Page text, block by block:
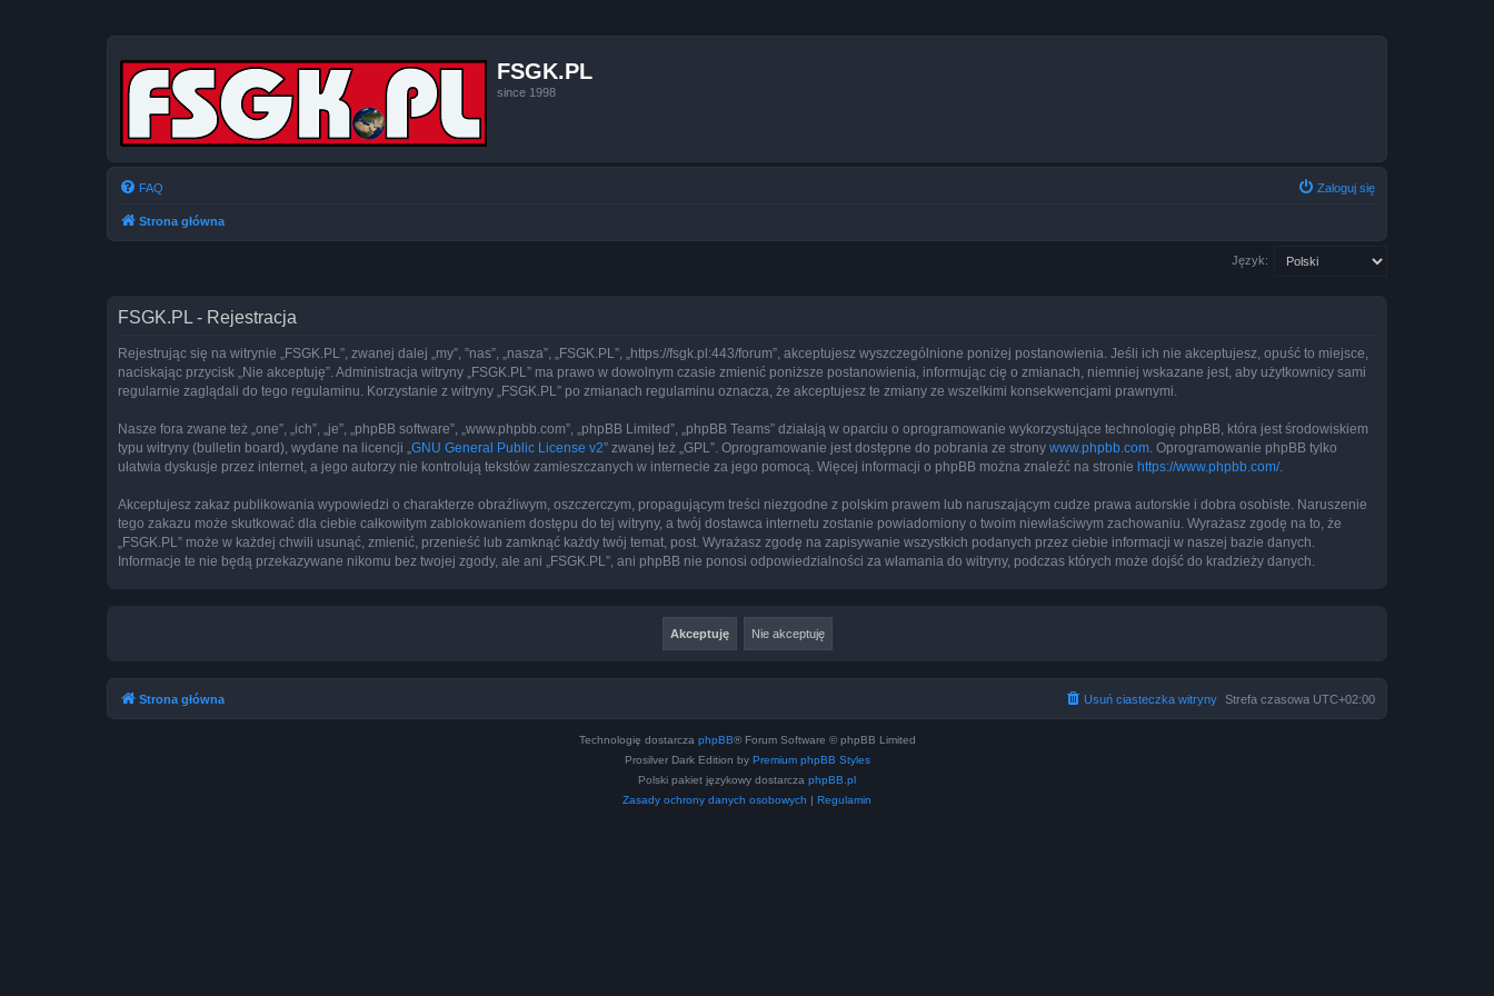
FSGK.PL
since 1998
FAQ Zaloguj się
Strona główna
Język:
FSGK.PL - Rejestracja
Rejestrując się na witrynie „FSGK.PL”, zwanej dalej „my”, ”nas”, „nasza”, „FSGK.PL”, „https://fsgk.pl:443/forum”, akceptujesz wyszczególnione poniżej postanowienia. Jeśli ich nie akceptujesz, opuść to miejsce,
naciskając przycisk „Nie akceptuję”. Administracja witryny „FSGK.PL” ma prawo w dowolnym czasie zmienić poniższe postanowienia, informując cię o zmianach, niemniej wskazane jest, aby użytkownicy sami
regularnie zaglądali do tego regulaminu. Korzystanie z witryny „FSGK.PL” po zmianach regulaminu oznacza, że akceptujesz te zmiany ze wszelkimi konsekwencjami prawnymi.
Nasze fora zwane też „one”, „ich”, „je”, „phpBB software”, „www.phpbb.com”, „phpBB Limited”, „phpBB Teams” działają w oparciu o oprogramowanie wykorzystujące technologię phpBB, która jest środowiskiem
typu witryny (bulletin board), wydane na licencji „ GNU General Public License v2” zwanej też „GPL”. Oprogramowanie jest dostępne do pobrania ze strony www.phpbb.com . Oprogramowanie phpBB tylko
ułatwia dyskusje przez internet, a jego autorzy nie kontrolują tekstów zamieszczanych w internecie za jego pomocą. Więcej informacji o phpBB można znaleźć na stronie https://www.phpbb.com/.
Akceptujesz zakaz publikowania wypowiedzi o charakterze obraźliwym, oszczerczym, propagującym treści niezgodne z polskim prawem lub naruszającym cudze prawa autorskie i dobra osobiste. Naruszenie
tego zakazu może skutkować dla ciebie całkowitym zablokowaniem dostępu do tej witryny, a twój dostawca internetu zostanie powiadomiony o twoim niewłaściwym zachowaniu. Wyrażasz zgodę na to, że
„FSGK.PL” może w każdej chwili usunąć, zmienić, przenieść lub zamknąć każdy twój temat, post. Wyrażasz zgodę na zapisywanie wszystkich podanych przez ciebie informacji w naszej bazie danych.
Informacje te nie będą przekazywane nikomu bez twojej zgody, ale ani „FSGK.PL”, ani phpBB nie ponosi odpowiedzialności za włamania do witryny, podczas których może dojść do kradzieży danych.
Strona główna Strefa czasowa UTC+02:00
Usuń ciasteczka witryny
Technologię dostarcza phpBB® Forum Software © phpBB Limited
Prosilver Dark Edition by Premium phpBB Styles
Polski pakiet językowy dostarcza phpBB.pl
Zasady ochrony danych osobowych | Regulamin